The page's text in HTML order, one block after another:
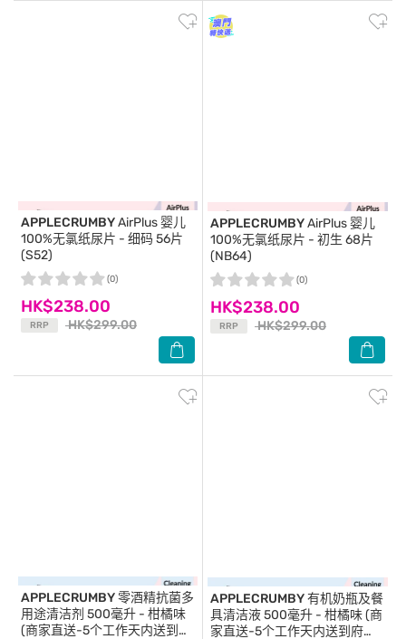
APPLECRUMBYAirPlus 婴儿
100%无氯纸尿片 - 细码 56片
(S52)
HK$238.00
RRP HK$299.00
(0)
APPLECRUMBYAirPlus 婴儿
100%无氯纸尿片 - 初生 68片
(NB64)
HK$238.00
RRP HK$299.00
(0)
APPLECRUMBY零酒精抗菌多
用途清洁剂 500毫升 - 柑橘味
(商家直送-5个工作天内送到府
APPLECRUMBY有机奶瓶及餐
具清洁液 500毫升 - 柑橘味 (商
家直送-5个工作天内送到府